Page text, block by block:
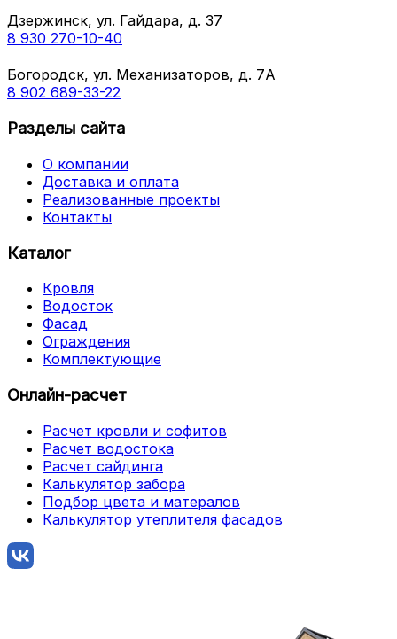
Дзержинск, ул. Гайдара, д. 37
8 930 270-10-40
Богородск, ул. Механизаторов, д. 7А
8 902 689-33-22
Разделы сайта
О компании
Доставка и оплата
Реализованные проекты
Контакты
Каталог
Кровля
Водосток
Фасад
Ограждения
Комплектующие
Онлайн-расчет
Расчет кровли и софитов
Расчет водостока
Расчет сайдинга
Калькулятор забора
Подбор цвета и матералов
Калькулятор утеплителя фасадов